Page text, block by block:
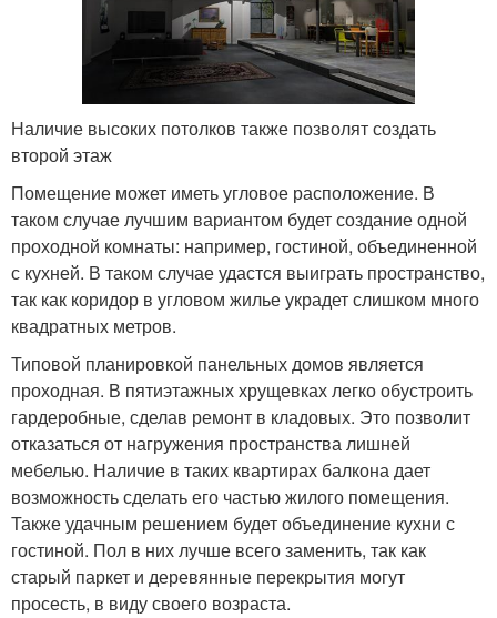
Наличие высоких потолков также позволят создать
второй этаж
Помещение может иметь угловое расположение. В
таком случае лучшим вариантом будет создание одной
проходной комнаты: например, гостиной, объединенной
с кухней. В таком случае удастся выиграть пространство,
так как коридор в угловом жилье украдет слишком много
квадратных метров.
Типовой планировкой панельных домов является
проходная. В пятиэтажных хрущевках легко обустроить
гардеробные, сделав ремонт в кладовых. Это позволит
отказаться от нагружения пространства лишней
мебелью. Наличие в таких квартирах балкона дает
возможность сделать его частью жилого помещения.
Также удачным решением будет объединение кухни с
гостиной. Пол в них лучше всего заменить, так как
старый паркет и деревянные перекрытия могут
просесть, в виду своего возраста.